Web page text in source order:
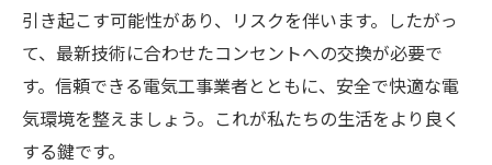
引き起こす可能性があり、リスクを伴います。したがっ
て、最新技術に合わせたコンセントへの交換が必要で
す。信頼できる電気工事業者とともに、安全で快適な電
気環境を整えましょう。これが私たちの生活をより良く
する鍵です。